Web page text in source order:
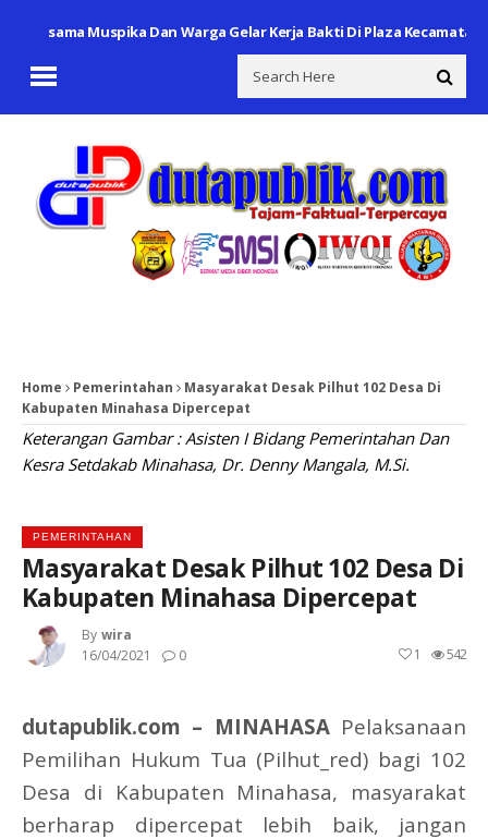
Muspika Dan Warga Gelar Kerja Bakti Di Plaza Kecamatan
Home Pemerintahan
Masyarakat Desak Pilhut 102 Desa Di
Kabupaten Minahasa Dipercepat
Keterangan Gambar : Asisten I Bidang Pemerintahan Dan
Kesra Setdakab Minahasa, Dr. Denny Mangala, M.Si.
PEMERINTAHAN
Masyarakat Desak Pilhut 102 Desa Di
Kabupaten Minahasa Dipercepat
By Wira
16/04/2021
0 542
1
dutapublik.com – MINAHASAPelaksanaan
Pemilihan Hukum Tua (Pilhut_red) bagi 102
Desa di Kabupaten Minahasa, masyarakat
berharap dipercepat lebih baik, jangan